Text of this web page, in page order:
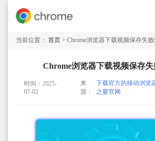
当前位置： 首页 > Chrome浏览器下载视频保存失
Chrome浏览器下载视频保存
时间：2025-
07-02
来
源：
下载官方的移动浏览
之窗官网